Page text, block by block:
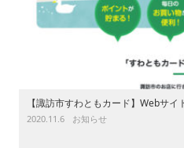
【諏訪市すわともカード】Webサイ
2020.11.6 お知らせ